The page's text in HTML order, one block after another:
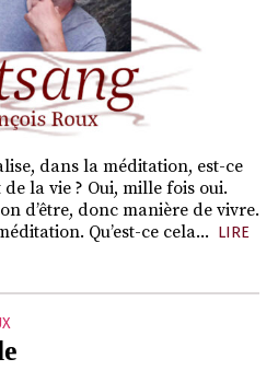
dans la méditation, est-ce
la vie ? Oui, mille fois oui.
d’être, donc manière de vivre.
Qu’est-ce cela... LIRE